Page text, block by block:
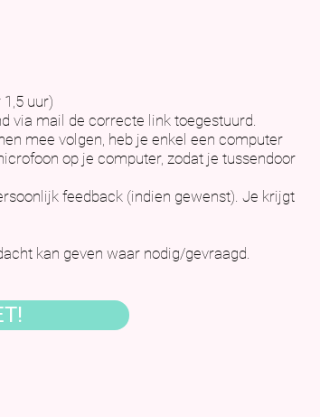
uur)
via mail de correcte link toegestuurd.
mee volgen, heb je enkel een computer
op je computer, zodat je tussendoor
feedback (indien gewenst). Je krijgt
kan geven waar nodig/gevraagd.